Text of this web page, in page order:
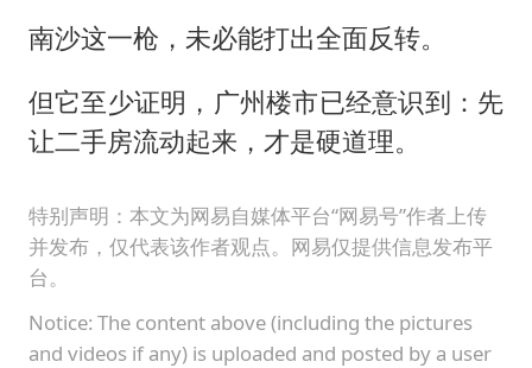
南沙这一枪，未必能打出全面反转。
但它至少证明，广州楼市已经意识到：先
让二手房流动起来，才是硬道理。
特别声明：本文为网易自媒体平台“网易号”作者上传
并发布，仅代表该作者观点。网易仅提供信息发布平
台。
Notice: The content above (including the pictures
and videos if any) is uploaded and posted by a user